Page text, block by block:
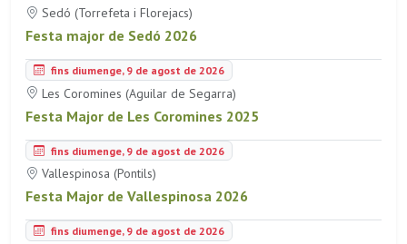
Sedó (Torrefeta i Florejacs)
Festa major de Sedó 2026
fins diumenge, 9 de agost de 2026
Les Coromines (Aguilar de Segarra)
Festa Major de Les Coromines 2025
fins diumenge, 9 de agost de 2026
Vallespinosa (Pontils)
Festa Major de Vallespinosa 2026
fins diumenge, 9 de agost de 2026